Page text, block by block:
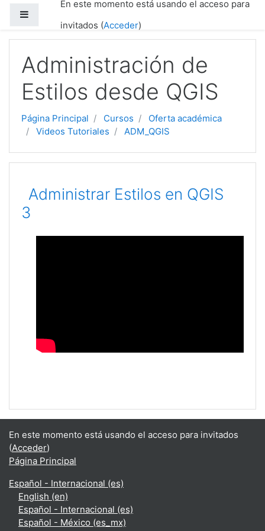
Salta al contenido principalEn este momento está usando el acceso para
invitados (Acceder)
Administración de
Estilos desde QGIS
Página Principal Cursos
Oferta académica
Videos Tutoriales
ADM_QGIS
Diagrama de temas
Administrar Estilos en QGIS
3
En este momento está usando el acceso para invitados
(Acceder)
Página Principal
Español - Internacional ‎(es)‎
English ‎(en)‎
Español - Internacional ‎(es)‎
Español - México ‎(es_mx)‎